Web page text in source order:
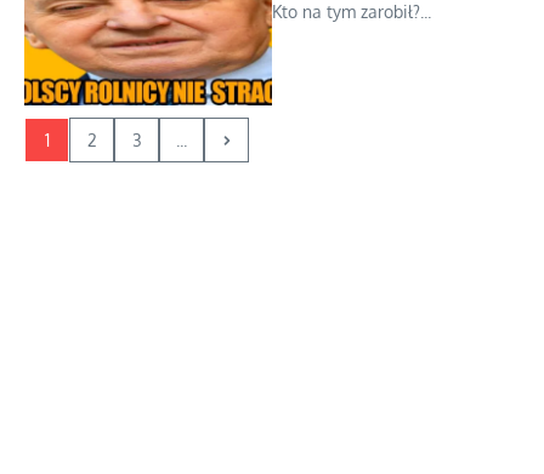
Kto na tym zarobił?...
1 2 3